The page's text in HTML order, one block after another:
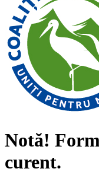
Notă!
curent.